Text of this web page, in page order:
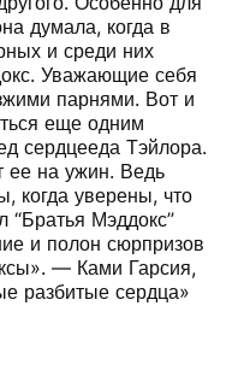
думала, когда в
и среди них
Уважающие себя
парнями. Вот и
еще одним
сердцееда Тэйлора.
ее на ужин. Ведь
когда уверены, что
Мэддокс”
и полон сюрпризов
— Ками Гарсия,
разбитые сердца»